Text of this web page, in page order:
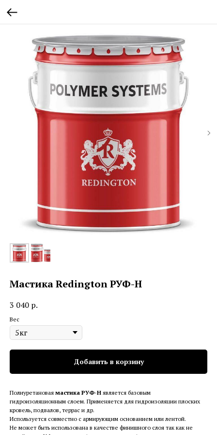
Мастика Redington РУФ-Н
3 040 р.
Вес
Добавить в корзину
Полиуретановая мастика РУФ-Н является базовым
гидроизоляционным слоем. Применяется для гидроизоляции плоских
кровель, подвалов, террас и др.
Используется совместно с армирующим основанием или лентой.
Не может быть использована в качестве финишного слоя так как не